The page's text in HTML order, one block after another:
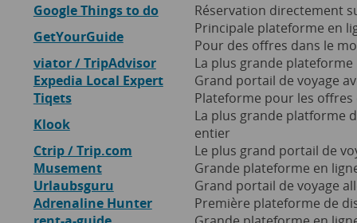
Google Things to do
Réservation directement
GetYourGuide
Principale plateforme en
Pour des offres dans le
viator / TripAdvisor
La plus grande plateforme
Expedia Local Expert
Grand portail de voyage
Tiqets
Plateforme pour les
Klook
La plus grande platforme
entier
Ctrip / Trip.com
Le plus grand portail de
Musement
Grande plateforme en
Urlaubsguru
Grand portail de voyage
Adrenaline Hunter
Première plateforme de